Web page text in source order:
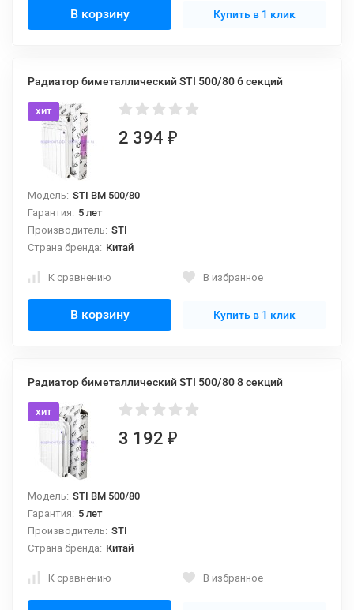
В корзину Купить в 1 клик
Радиатор биметаллический STI 500/80 6 секций
хит
2 394 ₽
Модель: STI BM 500/80
Гарантия: 5 лет
Производитель: STI
Страна бренда: Китай
К сравнению В избранное
В корзину Купить в 1 клик
Радиатор биметаллический STI 500/80 8 секций
хит
3 192 ₽
Модель: STI BM 500/80
Гарантия: 5 лет
Производитель: STI
Страна бренда: Китай
К сравнению В избранное